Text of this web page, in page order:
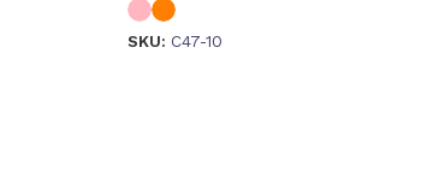
SKU: C47-10